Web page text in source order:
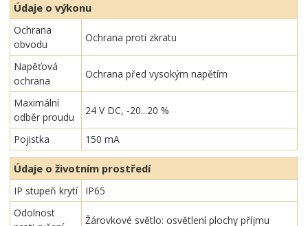
Údaje o výkonu
Ochrana
obvodu
Ochrana proti zkratu
Napěťová
ochrana
Ochrana před vysokým napětím
Maximální
odběr proudu
24 V DC, -20...20 %
Pojistka 150 mA
Údaje o životním prostředí
IP stupeň krytí
IP65
Odolnost
Žárovkové světlo: osvětlení plochy příjmu